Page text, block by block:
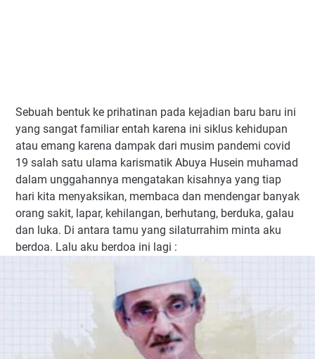
Sebuah bentuk ke prihatinan pada kejadian baru baru ini
yang sangat familiar entah karena ini siklus kehidupan
atau emang karena dampak dari musim pandemi covid
19 salah satu ulama karismatik Abuya Husein muhamad
dalam unggahannya mengatakan kisahnya yang tiap
hari kita menyaksikan, membaca dan mendengar banyak
orang sakit, lapar, kehilangan, berhutang, berduka, galau
dan luka. Di antara tamu yang silaturrahim minta aku
berdoa. Lalu aku berdoa ini lagi :